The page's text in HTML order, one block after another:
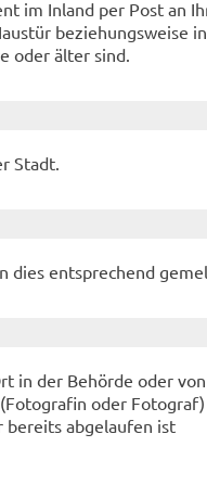
im Inland per Post an
beziehungsweise
oder älter sind.
Stadt.
dies entsprechend
in der Behörde oder von
oder Fotograf)
bereits abgelaufen ist